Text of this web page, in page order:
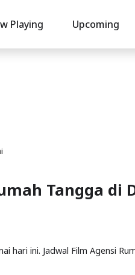
Playing Upcoming
Tangga di
hari ini. Jadwal Film Agensi